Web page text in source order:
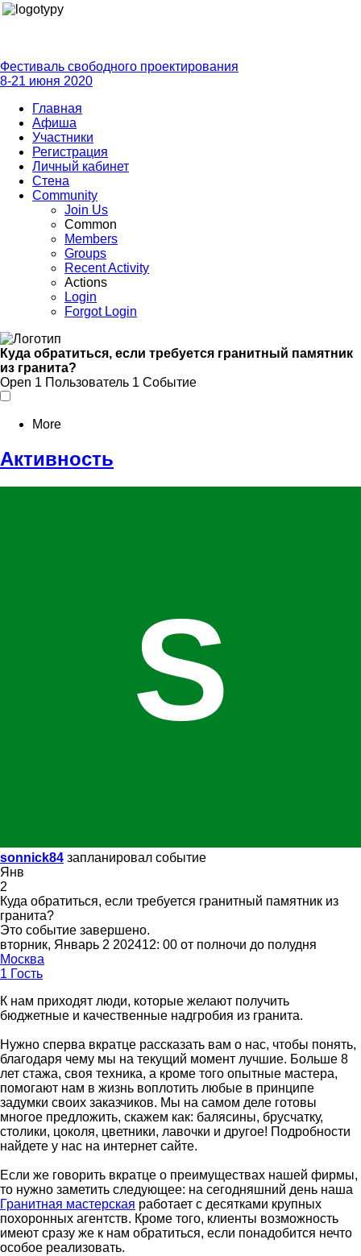
Фестиваль свободного проектирования
8-21 июня 2020
Главная
Афиша
Участники
Регистрация
Личный кабинет
Стена
Community
Join Us
Common
Members
Groups
Recent Activity
Actions
Login
Forgot Login
Куда обратиться, если требуется гранитный памятник
из гранита?
Open 1 Пользователь 1 Событие
More
Активность
S
sonnick84 запланировал событие
Янв
2
Куда обратиться, если требуется гранитный памятник из
гранита?
Это событие завершено.
вторник, Январь 2 202412: 00 от полночи до полудня
Москва
1 Гость
К нам приходят люди, которые желают получить
бюджетные и качественные надгробия из гранита.
Нужно сперва вкратце рассказать вам о нас, чтобы понять,
благодаря чему мы на текущий момент лучшие. Больше 8
лет стажа, своя техника, а кроме того опытные мастера,
помогают нам в жизнь воплотить любые в принципе
задумки своих заказчиков. Мы на самом деле готовы
многое предложить, скажем как: балясины, брусчатку,
столики, цоколя, цветники, лавочки и другое! Подробности
найдете у нас на интернет сайте.
Если же говорить вкратце о преимуществах нашей фирмы,
то нужно заметить следующее: на сегодняшний день наша
Гранитная мастерская работает с десятками крупных
похоронных агентств. Кроме того, клиенты возможность
имеют сразу же к нам обратиться, если понадобится нечто
особое реализовать.